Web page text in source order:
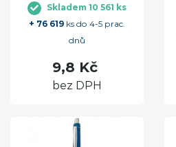
Skladem 10 561 ks
+ 76 619 ks do 4-5 prac.
dnů
9,8 Kč
bez DPH